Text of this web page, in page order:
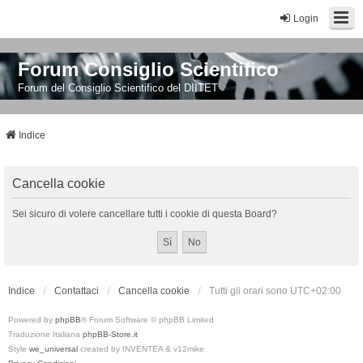
Login
Forum Consiglio Scientifico
Forum del Consiglio Scientifico del DIITET
Indice
Cancella cookie
Sei sicuro di volere cancellare tutti i cookie di questa Board?
Indice Contattaci Cancella cookie Tutti gli orari sono UTC+02:00
Powered by phpBB® Forum Software © phpBB Limited
Traduzione Italiana phpBB-Store.it
Style we_universal created by INVENTEA & v12mike